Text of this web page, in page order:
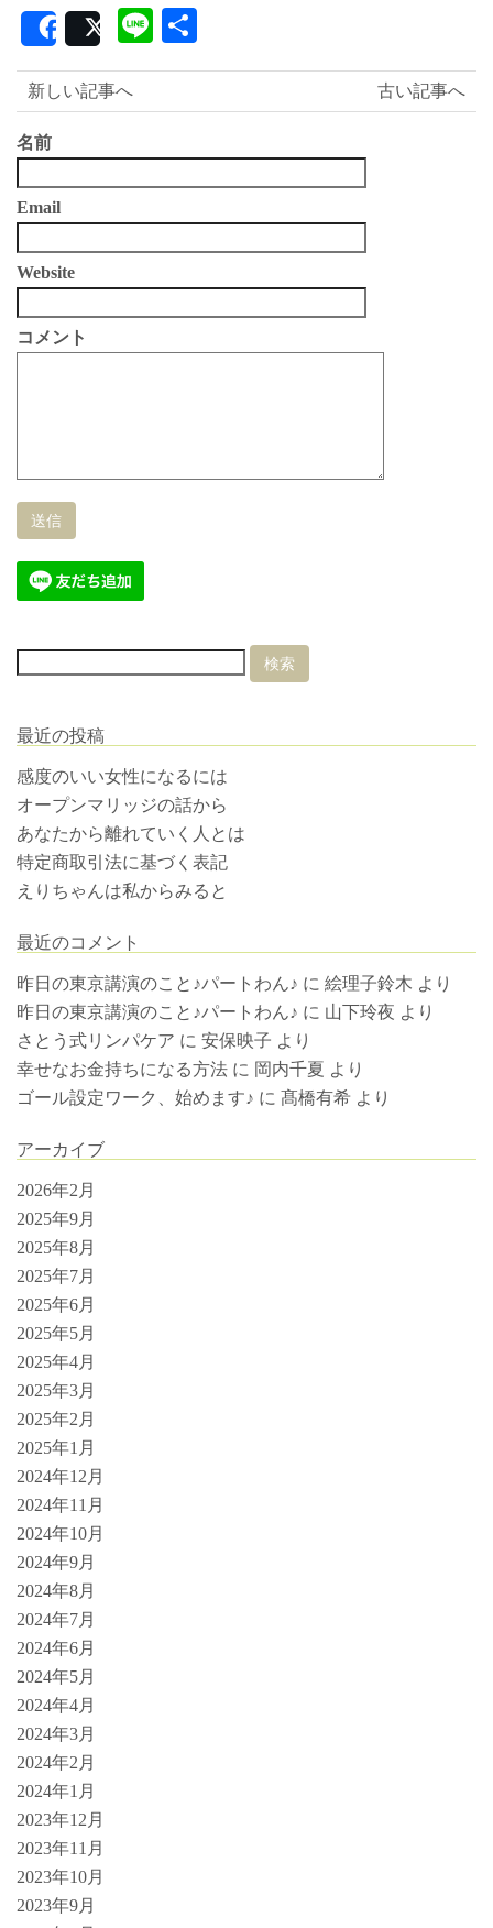
SharePost Line
有
古い記事へ
新しい記事へ
名前
Email
Website
コメント
最近の投稿
感度のいい女性になるには
オープンマリッジの話から
あなたから離れていく人とは
特定商取引法に基づく表記
えりちゃんは私からみると
最近のコメント
昨日の東京講演のこと♪パートわん♪ に 絵理子鈴木 より
昨日の東京講演のこと♪パートわん♪ に 山下玲夜 より
さとう式リンパケア に 安保映子 より
幸せなお金持ちになる方法 に 岡内千夏 より
ゴール設定ワーク、始めます♪ に 髙橋有希 より
アーカイブ
2026年2月
2025年9月
2025年8月
2025年7月
2025年6月
2025年5月
2025年4月
2025年3月
2025年2月
2025年1月
2024年12月
2024年11月
2024年10月
2024年9月
2024年8月
2024年7月
2024年6月
2024年5月
2024年4月
2024年3月
2024年2月
2024年1月
2023年12月
2023年11月
2023年10月
2023年9月